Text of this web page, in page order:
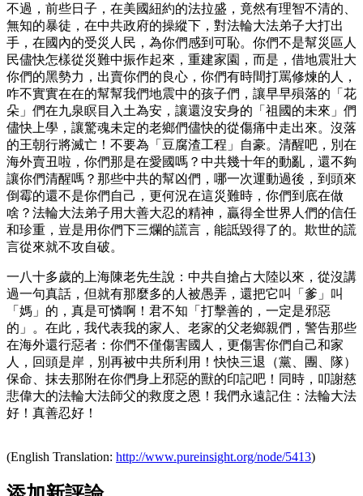
不過，前些日子，在美國紐約的法拉盛，竟然有理智不清的、
無知的暴徒，在中共政府的操縱下，對法輪大法弟子大打出
手，在國內的受災人民，為你們感到可恥。你們不是幫災區人
民儘快怎樣從災難中振作起來，重建家園，而是，借地震壯大
你們的黑勢力，出賣你們的良心，你們有時間打罵修煉的人，
咋不實實在在的幫幫我們地震中的孩子們，讓早早殞落的「花
朵」們在九泉瞑目入土為安，讓還沒安身的「祖國的未來」們
儘快上學，讓驚魂未定的老鄉們儘快的從傷痛中走出來。沒落
的王朝行將滅亡！不要為「豆腐渣工程」自豪。清醒吧，別在
海外賣丑啦，你們那是在愛國嗎？中共幾十年的動亂，還不夠
讓你們清醒嗎？那些中共的幫凶們，哪一次運動過後，到頭來
倒霉的還不是你們自己，更何況在這災難時，你們到底在做
啥？法輪大法弟子用大善大忍的精神，贏得全世界人們的信任
和珍重，豈是用你們下三爛的謊言，能詆毀得了的。欺世的謊
言從來就不攻自破。
一八十多歲的上海陳老先生說：中共自搶占大陸以來，從沒講
過一句真話，但就有那麼多的人被愚弄，還把它叫「爹」叫
「媽」的，真是可憐啊！君不知「打擊善的，一定是邪惡
的」。在此，我代表我的家人、老家的父老鄉親們，警告那些
在海外還行惡者：你們不僅傷害國人，更傷害你們自己和家
人，回頭是岸，別再被中共所利用！快快三退（黨、團、隊）
保命、抹去那附在你們身上邪惡的獸的印記吧！同時，叩謝慈
悲偉大的法輪大法師父的救度之恩！我們永遠記住：法輪大法
好！真善忍好！
(English Translation: http://www.pureinsight.org/node/5413)